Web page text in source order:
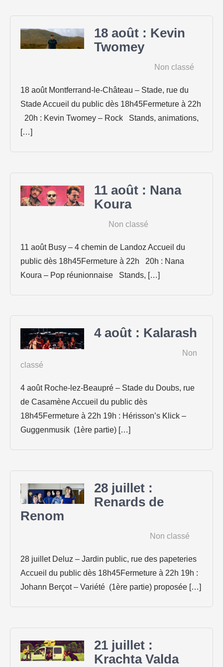
18 août : Kevin
Twomey
Non classé
18 août Montferrand-le-Château – Stade, rue du
Stade Accueil du public dès 18h45Fermeture à 22h
20h : Kevin Twomey – Rock Stands, animations,
[…]
11 août : Nana
Koura
Non classé
11 août Busy – 4 chemin de Landoz Accueil du
public dès 18h45Fermeture à 22h 20h : Nana
Koura – Pop réunionnaise Stands, […]
4 août : Kalarash
Non
classé
4 août Roche-lez-Beaupré – Stade du Doubs, rue
de Casamène Accueil du public dès
18h45Fermeture à 22h 19h : Hérisson’s Klick –
Guggenmusik (1ère partie) […]
28 juillet :
Renards de
Renom
Non classé
28 juillet Deluz – Jardin public, rue des papeteries
Accueil du public dès 18h45Fermeture à 22h 19h :
Johann Berçot – Variété (1ère partie) proposée […]
21 juillet :
Krachta Valda